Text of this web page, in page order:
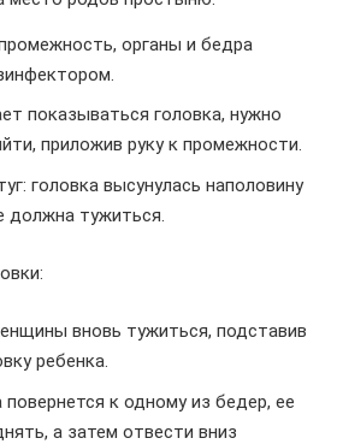
органы и бедра
показываться головка, нужно
приложив руку к промежности.
головка высунулась наполовину
должна тужиться.
вновь тужиться, подставив
ребенка.
повернется к одному из бедер, ее
а затем отвести вниз